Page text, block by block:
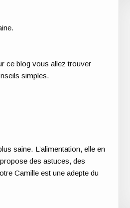
ce blog vous allez trouver
simples.
saine. L’alimentation, elle en
des astuces, des
Camille estune adepte du